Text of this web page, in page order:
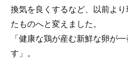
換気を良くするなど、以前よ
たものへと変えました。
「健康な鶏が産む新鮮な卵が
す」。